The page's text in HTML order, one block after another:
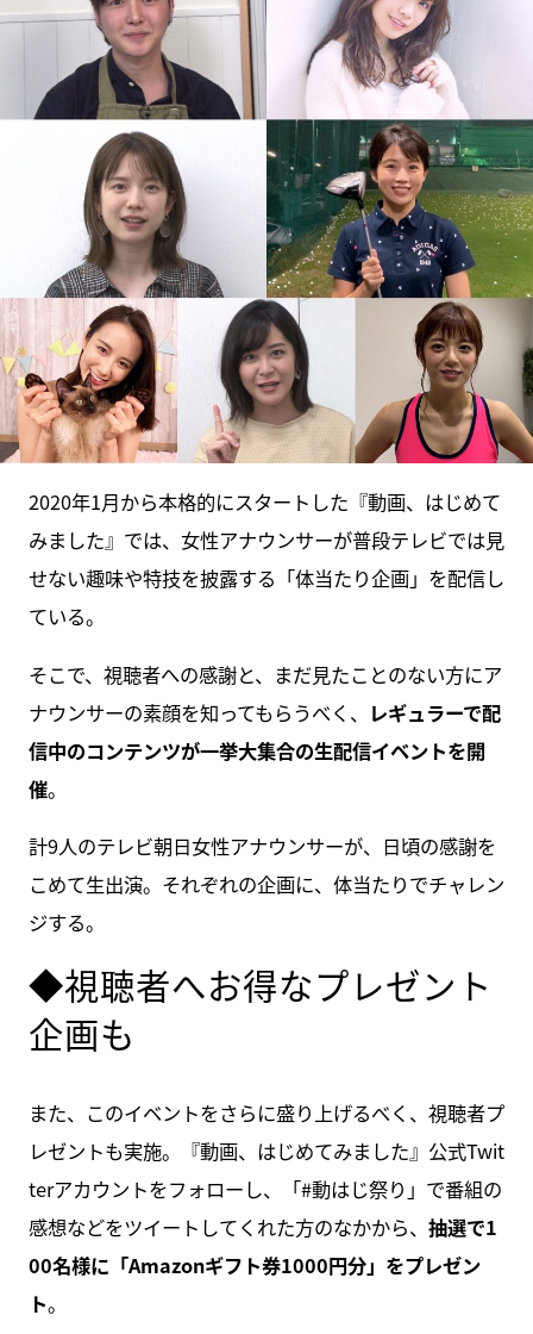
2020年1月から本格的にスタートした『動画、はじめて
みました』では、女性アナウンサーが普段テレビでは見
せない趣味や特技を披露する「体当たり企画」を配信し
ている。
そこで、視聴者への感謝と、まだ見たことのない方にア
ナウンサーの素顔を知ってもらうべく、
レギュラーで配
信中のコンテンツが一挙大集合の生配信イベントを開
催。
計9人のテレビ朝日女性アナウンサーが、日頃の感謝を
こめて生出演。それぞれの企画に、体当たりでチャレン
ジする。
◆視聴者へお得なプレゼント
企画も
また、このイベントをさらに盛り上げるべく、視聴者プ
レゼントも実施。『動画、はじめてみました』公式Twit
terアカウントをフォローし、「#動はじ祭り」で番組の
感想などをツイートしてくれた方のなかから、 抽選で1
00名様に「Amazonギフト券1000円分」をプレゼン
ト。